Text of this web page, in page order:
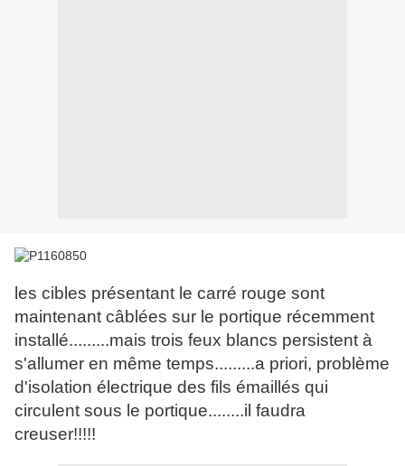
les cibles présentant le carré rouge sont
maintenant câblées sur le portique récemment
installé.........mais trois feux blancs persistent à
s'allumer en même temps.........a priori, problème
d'isolation électrique des fils émaillés qui
circulent sous le portique........il faudra
creuser!!!!!